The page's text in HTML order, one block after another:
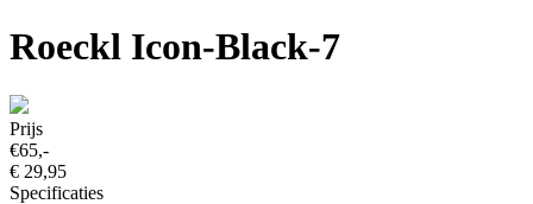
Roeckl Icon-Black-7
Prijs
€65,-
€ 29,95
Specificaties